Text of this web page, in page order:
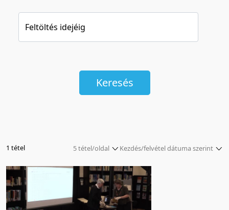
Feltöltés idejéig
Keresés
Kezdés/felvétel dátuma szerint
Relevancia szerint
Kezdés/felvétel dátuma szerint
Kezdés/felvétel dátuma szerint
1 tétel
5 tétel/oldal
5 tétel/oldal
10 tétel/oldal
20 tétel/oldal